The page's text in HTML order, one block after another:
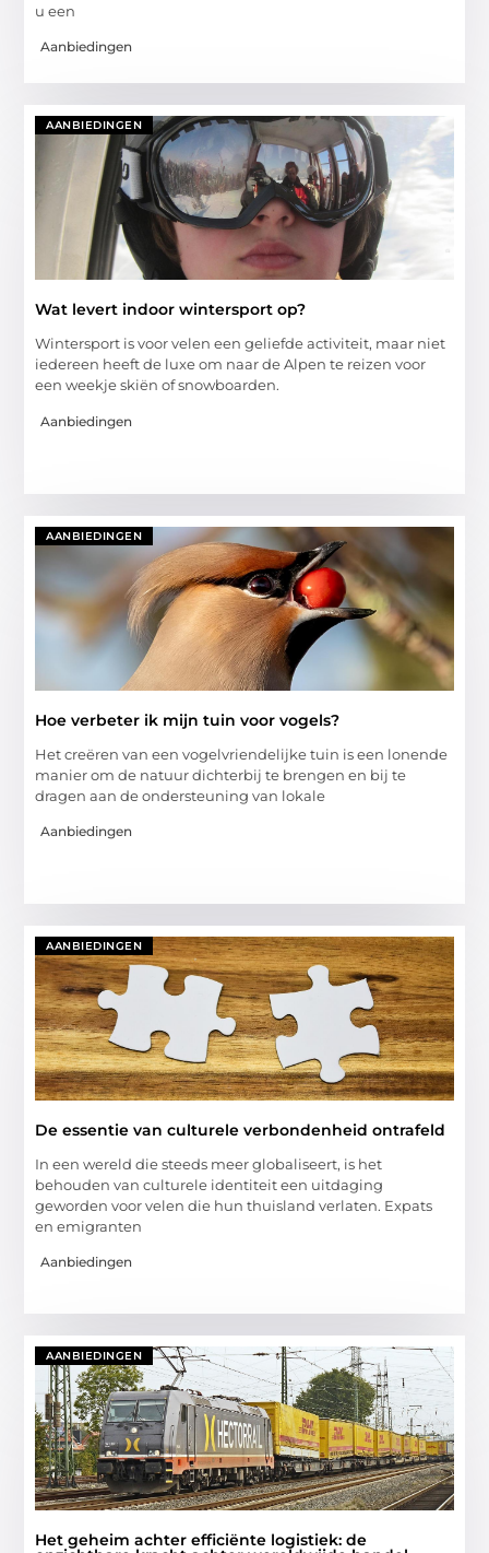
u een
Aanbiedingen
AANBIEDINGEN
Wat levert indoor wintersport op?
Wintersport is voor velen een geliefde activiteit, maar niet
iedereen heeft de luxe om naar de Alpen te reizen voor
een weekje skiën of snowboarden.
Aanbiedingen
AANBIEDINGEN
Hoe verbeter ik mijn tuin voor vogels?
Het creëren van een vogelvriendelijke tuin is een lonende
manier om de natuur dichterbij te brengen en bij te
dragen aan de ondersteuning van lokale
Aanbiedingen
AANBIEDINGEN
De essentie van culturele verbondenheid ontrafeld
In een wereld die steeds meer globaliseert, is het
behouden van culturele identiteit een uitdaging
geworden voor velen die hun thuisland verlaten. Expats
en emigranten
Aanbiedingen
AANBIEDINGEN
Het geheim achter efficiënte logistiek: de